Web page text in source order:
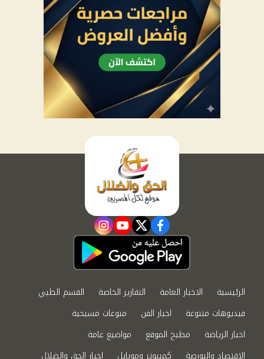
facebook
twitter
youtube
instagram
الرئيسية الاخبار العامة التقارير الخاصة
القسم الطبي
فيديوهات متنوعة
اخبار الفن
منوعات مسيحية
اخبار الرياضة
مطبخ الموقع
مواضيع عامة
الاقتصاد والبورصة
كمبيوتر وموبايل اخبار الحق والضلال